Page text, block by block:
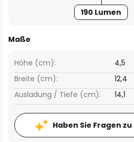
190 Lumen
Maße
Breite (cm): 12,4
Höhe (cm): 4,5
Ausladung / Tiefe (cm): 14,1
Haben Sie Fragen